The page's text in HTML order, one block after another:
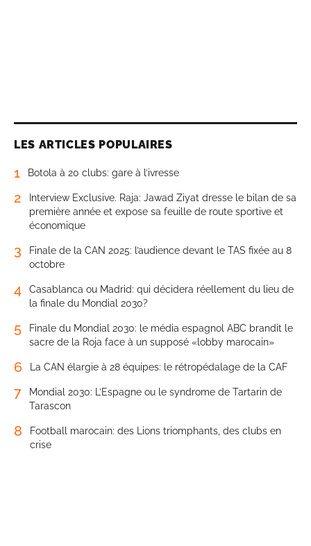
LES ARTICLES POPULAIRES
1 Botola à 20 clubs: gare à l’ivresse
2
Interview Exclusive. Raja: Jawad Ziyat dresse le bilan de sa
première année et expose sa feuille de route sportive et
économique
3
Finale de la CAN 2025: l’audience devant le TAS fixée au 8
octobre
4
Casablanca ou Madrid: qui décidera réellement du lieu de
la finale du Mondial 2030?
5
Finale du Mondial 2030: le média espagnol ABC brandit le
sacre de la Roja face à un supposé «lobby marocain»
6 La CAN élargie à 28 équipes: le rétropédalage de la CAF
7
Mondial 2030: L’Espagne ou le syndrome de Tartarin de
Tarascon
8
Football marocain: des Lions triomphants, des clubs en
crise